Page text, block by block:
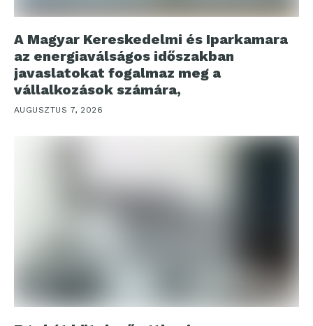
A Magyar Kereskedelmi és Iparkamara
az energiaválságos időszakban
javaslatokat fogalmaz meg a
vállalkozások számára,
AUGUSZTUS 7, 2026